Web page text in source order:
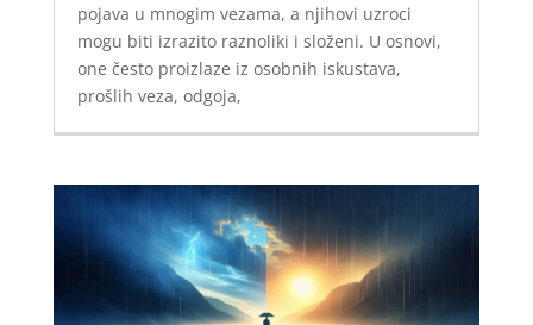
pojava u mnogim vezama, a njihovi uzroci
mogu biti izrazito raznoliki i složeni. U osnovi,
one često proizlaze iz osobnih iskustava,
prošlih veza, odgoja,